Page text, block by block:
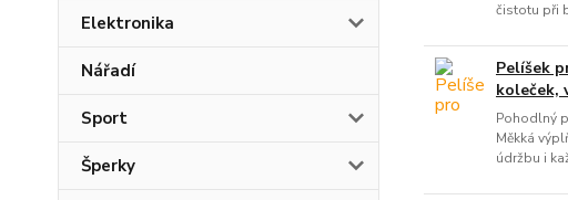
Elektronika
Nářadí
Sport
Šperky
čistotu při
Pelíšek
koleček,
Pohodlný
Měkká
údržbu i